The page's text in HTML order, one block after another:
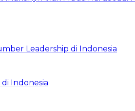
Leadership di Indonesia
Indonesia